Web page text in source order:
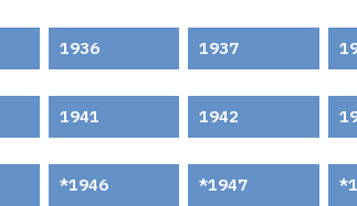
1936 1937
1941 1942
1946 1947